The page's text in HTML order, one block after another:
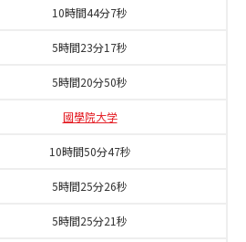
10時間44分7秒
5時間23分17秒
5時間20分50秒
國學院大学
10時間50分47秒
5時間25分26秒
5時間25分21秒